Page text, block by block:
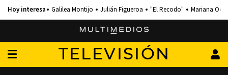
Galilea Montijo Julián Figueroa "El Recodo" Mariana
TELEVISIÓN